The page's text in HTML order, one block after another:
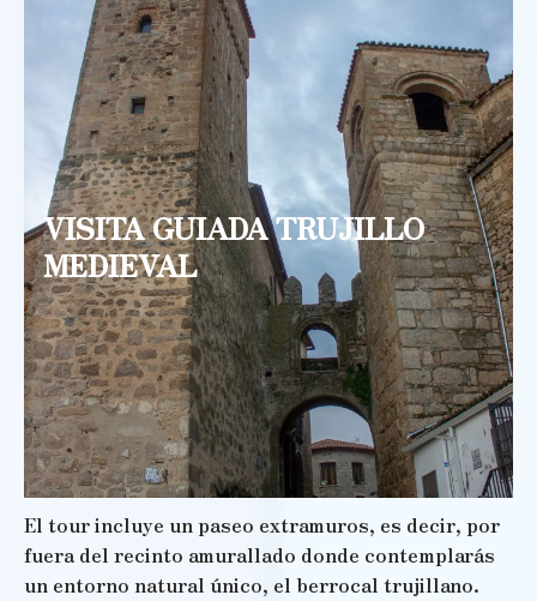
VISITA GUIADA TRUJILLO
MEDIEVAL
El tour incluye un paseo extramuros, es decir, por
fuera del recinto amurallado donde contemplarás
un entorno natural único, el berrocal trujillano.